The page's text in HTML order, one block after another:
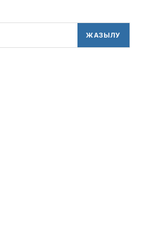
ЖАЗЫЛУ